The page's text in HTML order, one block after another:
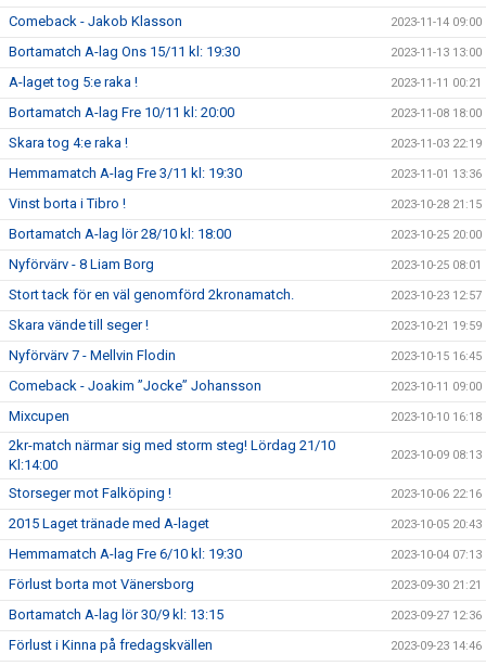
Comeback - Jakob Klasson 2023-11-14 09:00
Bortamatch A-lag Ons 15/11 kl: 19:30 2023-11-13 13:00
A-laget tog 5:e raka ! 2023-11-11 00:21
Bortamatch A-lag Fre 10/11 kl: 20:00 2023-11-08 18:00
Skara tog 4:e raka ! 2023-11-03 22:19
Hemmamatch A-lag Fre 3/11 kl: 19:30 2023-11-01 13:36
Vinst borta i Tibro ! 2023-10-28 21:15
Bortamatch A-lag lör 28/10 kl: 18:00 2023-10-25 20:00
Nyförvärv - 8 Liam Borg 2023-10-25 08:01
Stort tack för en väl genomförd 2kronamatch. 2023-10-23 12:57
Skara vände till seger ! 2023-10-21 19:59
Nyförvärv 7 - Mellvin Flodin 2023-10-15 16:45
Comeback - Joakim ”Jocke” Johansson 2023-10-11 09:00
Mixcupen 2023-10-10 16:18
2kr-match närmar sig med storm steg! Lördag 21/10
Kl:14:00
2023-10-09 08:13
Storseger mot Falköping ! 2023-10-06 22:16
2015 Laget tränade med A-laget 2023-10-05 20:43
Hemmamatch A-lag Fre 6/10 kl: 19:30 2023-10-04 07:13
Förlust borta mot Vänersborg 2023-09-30 21:21
Bortamatch A-lag lör 30/9 kl: 13:15 2023-09-27 12:36
Förlust i Kinna på fredagskvällen 2023-09-23 14:46